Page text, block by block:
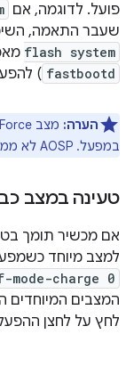
פועל. לדוגמה, אם
שעבר התאמה,
flash system
fastbootd
)
הערה:
במפעל. ‫AOSP לא ממליצה למפתחים להשתמש בה.
טעינה במצב
אם מכשיר תומך
למצב מיוחד
charge 0
המצבים המיוחדים
לחץ על לחצן